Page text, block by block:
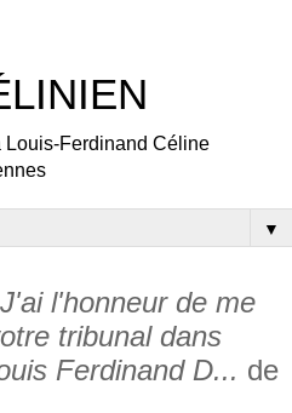
Louis-Ferdinand Céline
▼
J'ai l'honneur de me
tribunal dans
Ferdinand D... de